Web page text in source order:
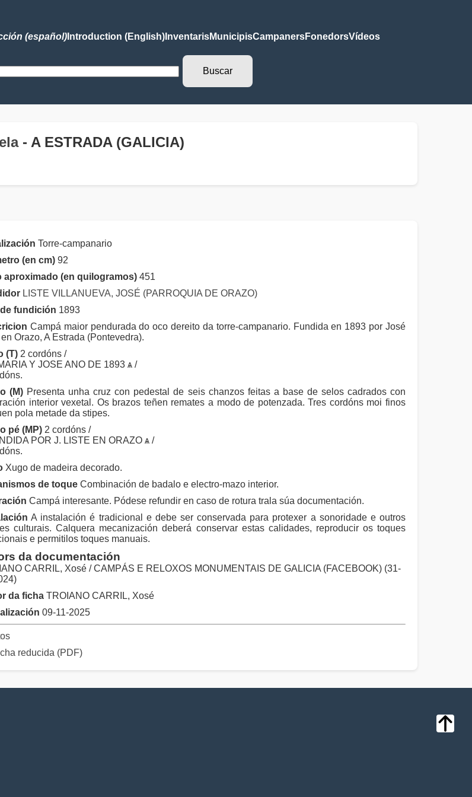
(español)Introduction (English)InventarisMunicipisCampanersFonedorsVídeos
- A ESTRADA (GALICIA)
Torre-campanario
(en cm) 92
aproximado (en quilogramos) 451
LISTE VILLANUEVA, JOSÉ (PARROQUIA DE ORAZO)
fundición 1893
Campá maior pendurada do oco dereito da torre-campanario. Fundida en 1893 por José
en Orazo, A Estrada (Pontevedra).
(T) 2 cordóns /
Y JOSE ANO DE 1893 ѧ /
(M) Presenta unha cruz con pedestal de seis chanzos feitas a base de selos cadrados con
interior vexetal. Os brazos teñen remates a modo de potenzada. Tres cordóns moi finos
pola metade da stipes.
pé (MP) 2 cordóns /
POR J. LISTE EN ORAZO ѧ /
Xugo de madeira decorado.
de toque Combinación de badalo e electro-mazo interior.
Campá interesante. Pódese refundir en caso de rotura trala súa documentación.
A instalación é tradicional e debe ser conservada para protexer a sonoridade e outros
culturais. Calquera mecanización deberá conservar estas calidades, reproducir os toques
e permitilos toques manuais.
da documentación
CARRIL, Xosé / CAMPÁS E RELOXOS MONUMENTAIS DE GALICIA (FACEBOOK) (31-
da ficha TROIANO CARRIL, Xosé
09-11-2025
reducida (PDF)